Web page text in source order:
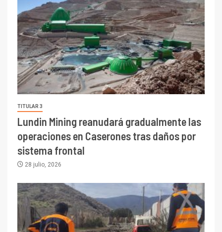
TITULAR 3
Lundin Mining reanudará gradualmente las
operaciones en Caserones tras daños por
sistema frontal
28 julio, 2026